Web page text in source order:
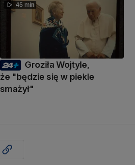
45 min
Groziła Wojtyle,
że "będzie się w piekle
smażył"